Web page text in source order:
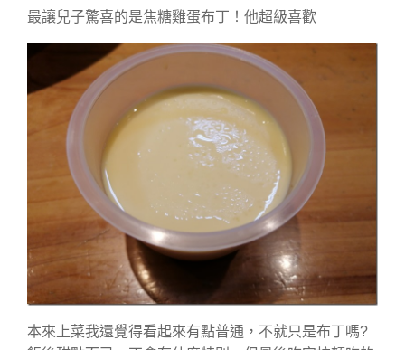
最讓兒子驚喜的是焦糖雞蛋布丁！他超級喜歡
本來上菜我還覺得看起來有點普通，不就只是布丁嗎?